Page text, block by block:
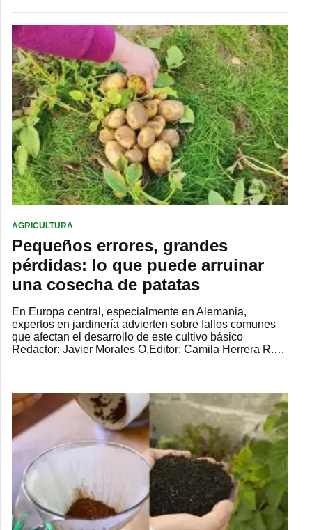
AGRICULTURA
Pequeños errores, grandes
pérdidas: lo que puede arruinar
una cosecha de patatas
En Europa central, especialmente en Alemania,
expertos en jardinería advierten sobre fallos comunes
que afectan el desarrollo de este cultivo básico
Redactor: Javier Morales O.Editor: Camila Herrera R.…